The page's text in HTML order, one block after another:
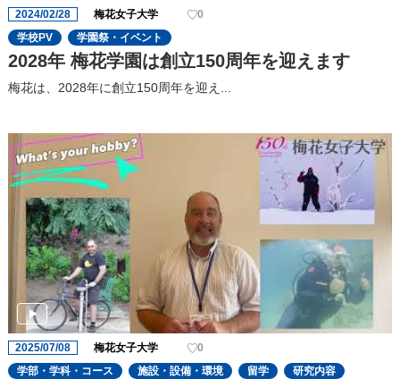
2024/02/28 梅花女子大学
0
学校PV
学園祭・イベント
2028年 梅花学園は創立150周年を迎えます
梅花は、2028年に創立150周年を迎え...
2025/07/08 梅花女子大学
0
学部・学科・コース
施設・設備・環境 留学 研究内容